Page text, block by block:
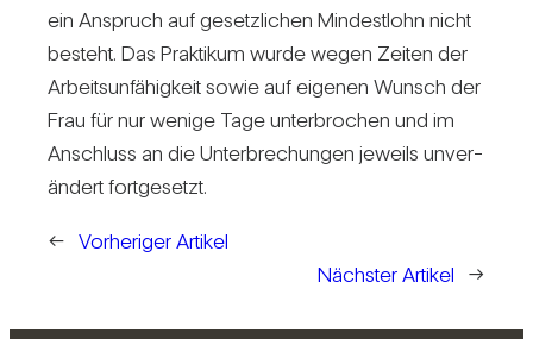
ein Anspruch auf gesetz­li­chen Min­dest­lohn nicht
besteht. Das Prak­tikum wurde wegen Zeiten der
Arbeits­un­fä­hig­keit sowie auf eigenen Wunsch der
Frau für nur wenige Tage unter­bro­chen und im
Anschluss an die Unter­bre­chungen jeweils unver­
än­dert fort­ge­setzt.
← Vorheriger Artikel
Nächster Artikel
→